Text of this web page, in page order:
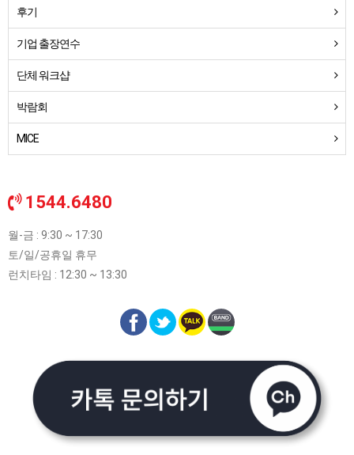
후기
기업 출장연수
단체 워크샵
박람회
MICE
1544.6480
월-금 : 9:30 ~ 17:30
토/일/공휴일 휴무
런치타임 : 12:30 ~ 13:30